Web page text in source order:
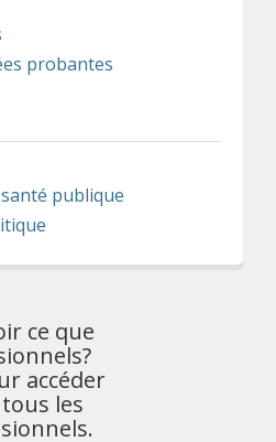
probantes
publique
ce que
accéder
les